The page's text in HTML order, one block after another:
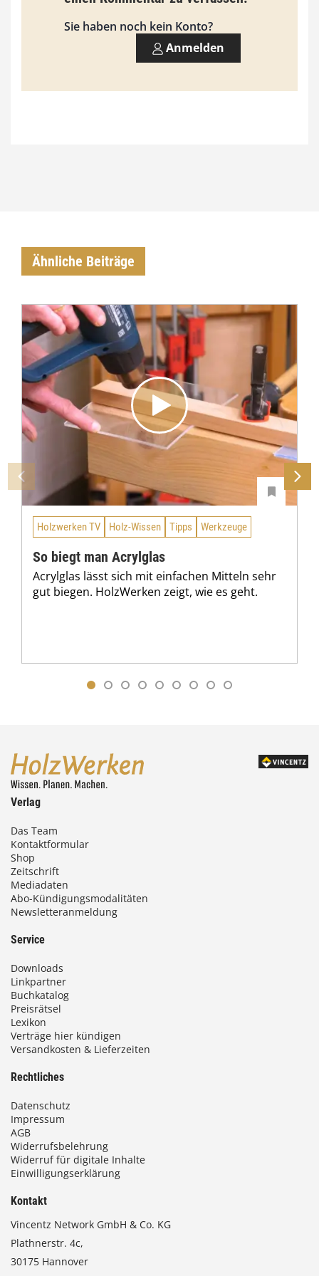
0
0
Sie haben noch kein Konto?
Anmelden
Ähnliche Beiträge
Holzwerken TV Holz-Wissen Tipps Werkzeuge
So biegt man Acrylglas
Acrylglas lässt sich mit einfachen Mitteln sehr
gut biegen. HolzWerken zeigt, wie es geht.
Verlag
Das Team
Kontaktformular
Shop
Zeitschrift
Mediadaten
Abo-Kündigungsmodalitäten
Newsletteranmeldung
Service
Downloads
Linkpartner
Buchkatalog
Preisrätsel
Lexikon
Verträge hier kündigen
Versandkosten & Lieferzeiten
Rechtliches
Datenschutz
Impressum
AGB
Widerrufsbelehrung
Widerruf für digitale Inhalte
Einwilligungserklärung
Kontakt
Vincentz Network GmbH & Co. KG
Plathnerstr. 4c,
30175 Hannover